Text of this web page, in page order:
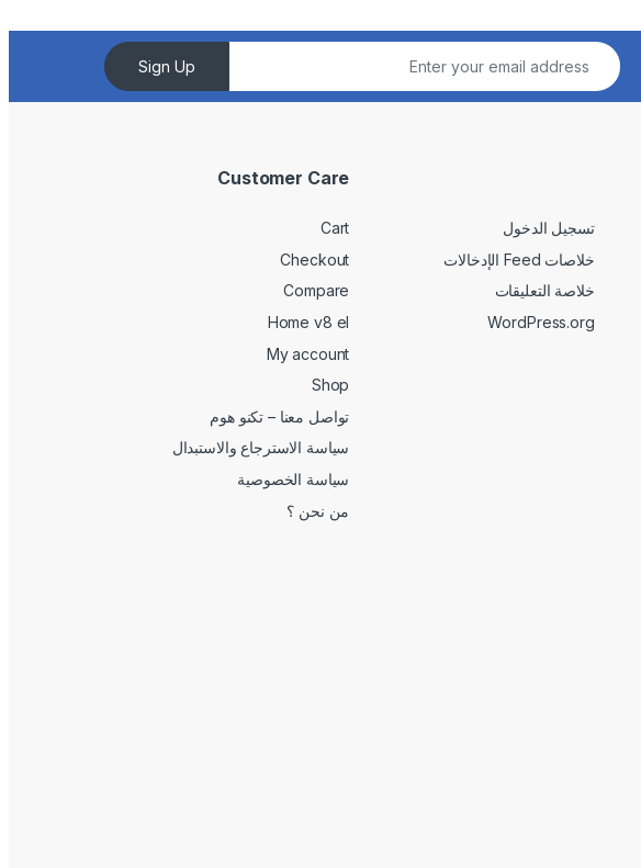
Sign Up
تسجيل الدخول
خلاصات Feed الإدخالات
خلاصة التعليقات
WordPress.org
Customer Care
Cart
Checkout
Compare
Home v8 el
My account
Shop
تواصل معنا – تكنو هوم
سياسة الاسترجاع والاستبدال
سياسة الخصوصية
من نحن ؟